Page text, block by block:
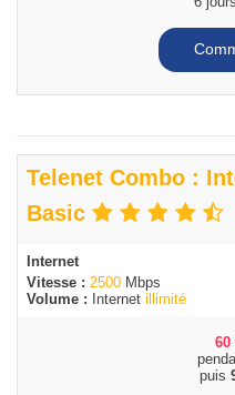
Telenet Combo :
Basic
Internet
Vitesse : 2500 Mbps
Volume :
Internet illimité
60
puis